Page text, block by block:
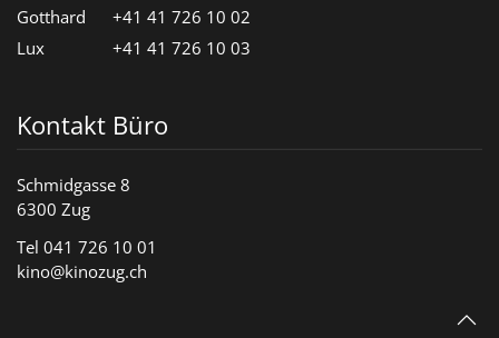
Gotthard
+41 41 726 10 02
Lux
+41 41 726 10 03
Kontakt Büro
Schmidgasse 8
6300 Zug
Tel 041 726 10 01
kino@kinozug.ch